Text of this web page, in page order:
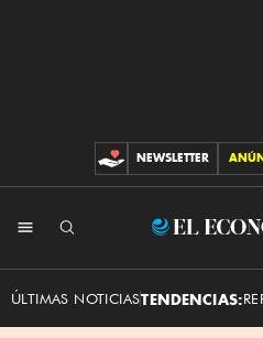
CONTRIBUCIONES
NEWSLETTER
El
ÚLTIMAS NOTICIASTENDENCIAS: